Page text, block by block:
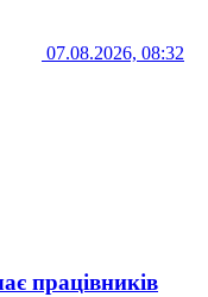
07.08.2026, 08:32
працівників